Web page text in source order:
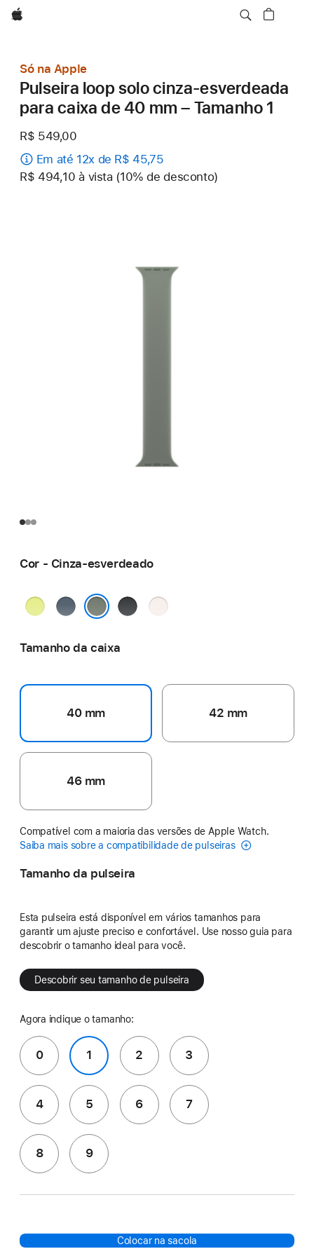
Apple
Só na Apple
Pulseira loop solo cinza-esverdeada
para caixa de 40 mm – Tamanho 1
R$ 549,00
Em até 12x de R$ 45,75
R$ 494,10 à vista (10% de desconto)
Cor - Cinza-esverdeado
Amarelo-
Azul-
âncora
Preto
Blush-
Tamanho da caixa
40 mm 42 mm
46 mm
Compatível com a maioria das versões de Apple Watch.
Saiba mais sobre a compatibilidade de pulseiras
Tamanho da pulseira
Esta pulseira está disponível em vários tamanhos para
garantir um ajuste preciso e confortável. Use nosso guia para
descobrir o tamanho ideal para você.
Descobrir seu tamanho de pulseira
Agora indique o tamanho:
0 1 2 3
4 5 6 7
8 9
Colocar na sacola